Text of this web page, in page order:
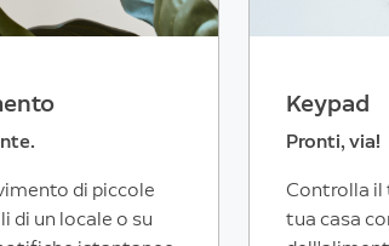
di piccole
di un locale o su
Keypad
Pronti, via!
Controlla il
tua casa